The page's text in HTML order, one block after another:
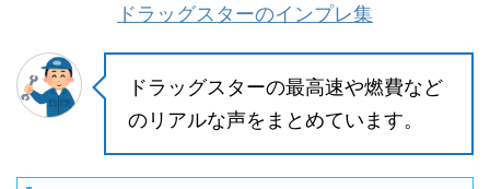
ドラッグスターのインプレ集
ドラッグスターの最高速や燃費など
のリアルな声をまとめています。